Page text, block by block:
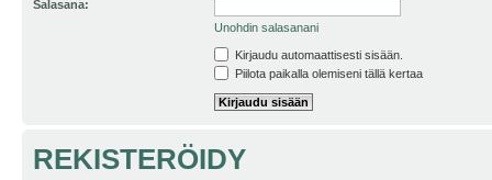
Salasana:
Unohdin salasanani
Kirjaudu automaattisesti sisään.
Piilota paikalla olemiseni tällä kertaa
REKISTERÖIDY